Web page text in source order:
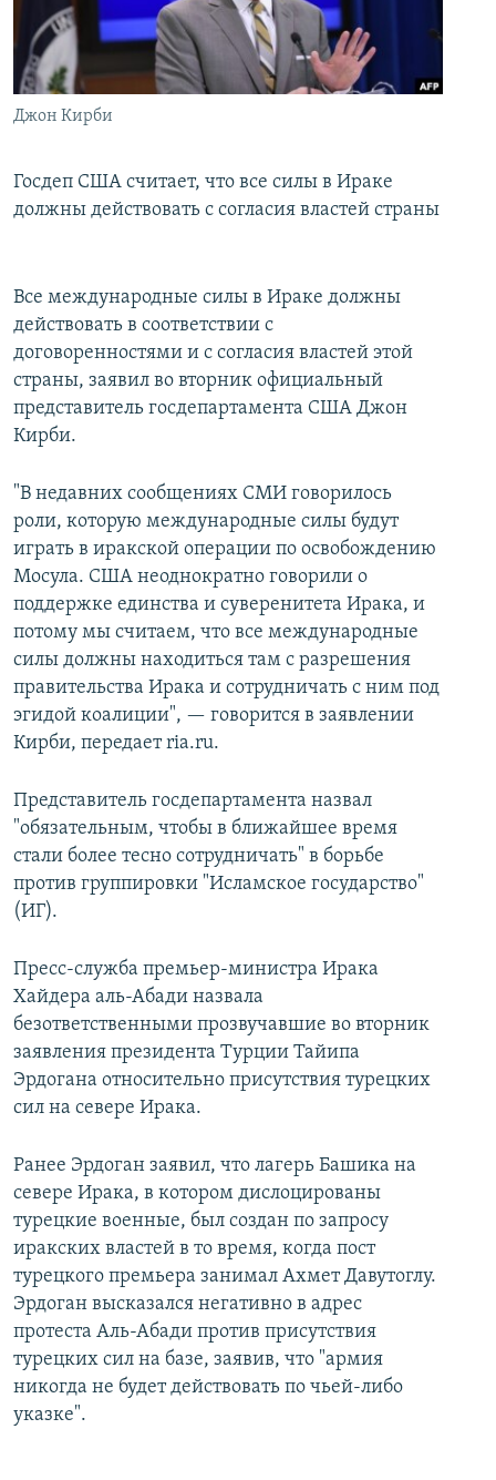
İNFOQRAFIKA
KARIKATURA
AZƏRBAYCAN ƏDƏBIYYATI KITABXANASI
İSLAM VƏ DEMOKRATIYA
MISSIYAMIZ
PEŞƏ ETIKASI VƏ JURNALISTIKA STANDARTLARIMIZ
BIZIMLƏ ƏLAQƏ
XƏBƏR BÜLLETENLƏRIMIZ
BIZI IZLƏ
Джон Кирби
Госдеп США считает, что все силы в Ираке
должны действовать с согласия властей страны
Все международные силы в Ираке должны
действовать в соответствии с
договоренностями и с согласия властей этой
страны, заявил во вторник официальный
представитель госдепартамента США Джон
Кирби.
"В недавних сообщениях СМИ говорилось
роли, которую международные силы будут
играть в иракской операции по освобождению
Мосула. США неоднократно говорили о
поддержке единства и суверенитета Ирака, и
потому мы считаем, что все международные
силы должны находиться там с разрешения
правительства Ирака и сотрудничать с ним под
эгидой коалиции", — говорится в заявлении
Кирби, передает ria.ru.
Представитель госдепартамента назвал
"обязательным, чтобы в ближайшее время
стали более тесно сотрудничать" в борьбе
против группировки "Исламское государство"
(ИГ).
Пресс-служба премьер-министра Ирака
Хайдера аль-Абади назвала
безответственными прозвучавшие во вторник
заявления президента Турции Тайипа
Эрдогана относительно присутствия турецких
сил на севере Ирака.
Ранее Эрдоган заявил, что лагерь Башика на
севере Ирака, в котором дислоцированы
турецкие военные, был создан по запросу
иракских властей в то время, когда пост
турецкого премьера занимал Ахмет Давутоглу.
Эрдоган высказался негативно в адрес
протеста Аль-Абади против присутствия
турецких сил на базе, заявив, что "армия
никогда не будет действовать по чьей-либо
указке".